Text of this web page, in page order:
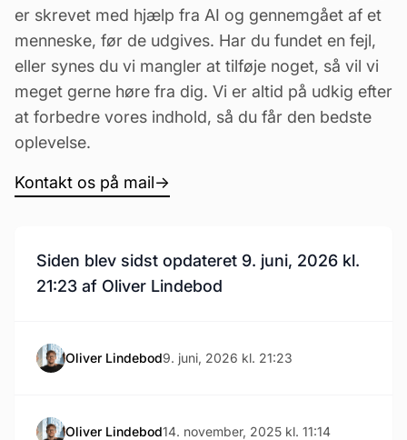
er skrevet med hjælp fra AI og gennemgået af et
menneske, før de udgives. Har du fundet en fejl,
eller synes du vi mangler at tilføje noget, så vil vi
meget gerne høre fra dig. Vi er altid på udkig efter
at forbedre vores indhold, så du får den bedste
oplevelse.
Kontakt os på mail→
Siden blev sidst opdateret 9. juni, 2026 kl.
21:23 af Oliver Lindebod
Oliver Lindebod9. juni, 2026 kl. 21:23
Oliver Lindebod14. november, 2025 kl. 11:14